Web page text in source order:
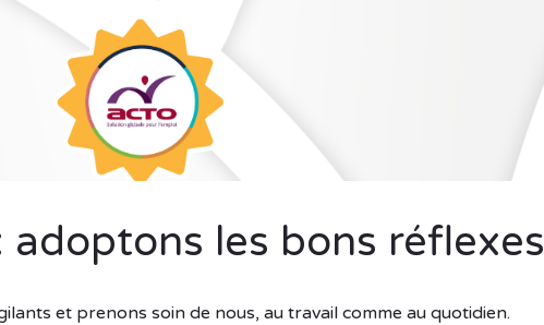
adoptons les bons
et prenons soin de nous, au travail comme au quotidien.